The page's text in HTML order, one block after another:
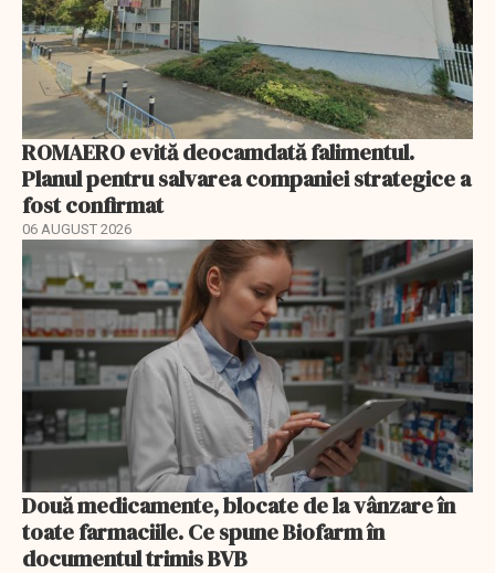
ROMAERO evită deocamdată falimentul.
Planul pentru salvarea companiei strategice a
fost confirmat
06 AUGUST 2026
Două medicamente, blocate de la vânzare în
toate farmaciile. Ce spune Biofarm în
documentul trimis BVB